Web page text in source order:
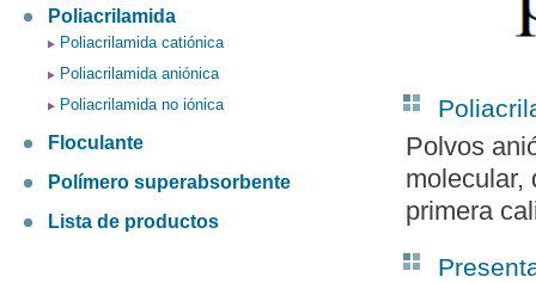
Poliacrilamida
Poliacrilamida catiónica
Poliacrilamida aniónica
Poliacrilamida no iónica
Floculante
Polímero superabsorbente
Lista de productos
Polvos
molecular,
primera